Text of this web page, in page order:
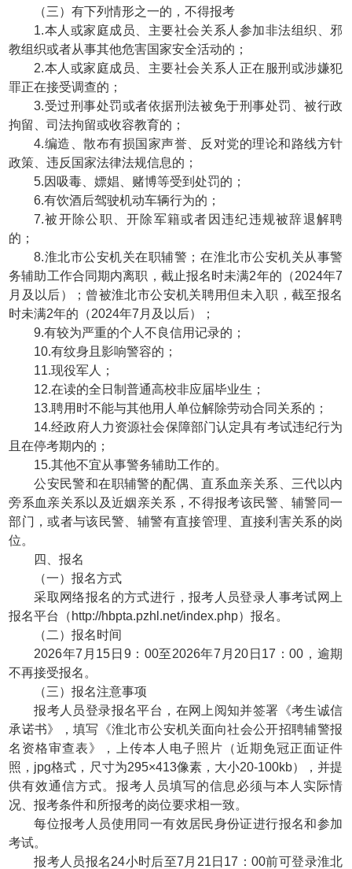
（三）有下列情形之一的，不得报考
1.本人或家庭成员、主要社会关系人参加非法组织、邪
教组织或者从事其他危害国家安全活动的；
2.本人或家庭成员、主要社会关系人正在服刑或涉嫌犯
罪正在接受调查的；
3.受过刑事处罚或者依据刑法被免于刑事处罚、被行政
拘留、司法拘留或收容教育的；
4.编造、散布有损国家声誉、反对党的理论和路线方针
政策、违反国家法律法规信息的；
5.因吸毒、嫖娼、赌博等受到处罚的；
6.有饮酒后驾驶机动车辆行为的；
7.被开除公职、开除军籍或者因违纪违规被辞退解聘
的；
8.淮北市公安机关在职辅警；在淮北市公安机关从事警
务辅助工作合同期内离职，截止报名时未满2年的（2024年7
月及以后）；曾被淮北市公安机关聘用但未入职，截至报名
时未满2年的（2024年7月及以后）；
9.有较为严重的个人不良信用记录的；
10.有纹身且影响警容的；
11.现役军人；
12.在读的全日制普通高校非应届毕业生；
13.聘用时不能与其他用人单位解除劳动合同关系的；
14.经政府人力资源社会保障部门认定具有考试违纪行为
且在停考期内的；
15.其他不宜从事警务辅助工作的。
公安民警和在职辅警的配偶、直系血亲关系、三代以内
旁系血亲关系以及近姻亲关系，不得报考该民警、辅警同一
部门，或者与该民警、辅警有直接管理、直接利害关系的岗
位。
四、报名
（一）报名方式
采取网络报名的方式进行，报考人员登录人事考试网上
报名平台（http://hbpta.pzhl.net/index.php）报名。
（二）报名时间
2026年7月15日9：00至2026年7月20日17：00，逾期
不再接受报名。
（三）报名注意事项
报考人员登录报名平台，在网上阅知并签署《考生诚信
承诺书》，填写《淮北市公安机关面向社会公开招聘辅警报
名资格审查表》，上传本人电子照片（近期免冠正面证件
照，jpg格式，尺寸为295×413像素，大小20-100kb），并提
供有效通信方式。报考人员填写的信息必须与本人实际情
况、报考条件和所报考的岗位要求相一致。
每位报考人员使用同一有效居民身份证进行报名和参加
考试。
报考人员报名24小时后至7月21日17：00前可登录淮北